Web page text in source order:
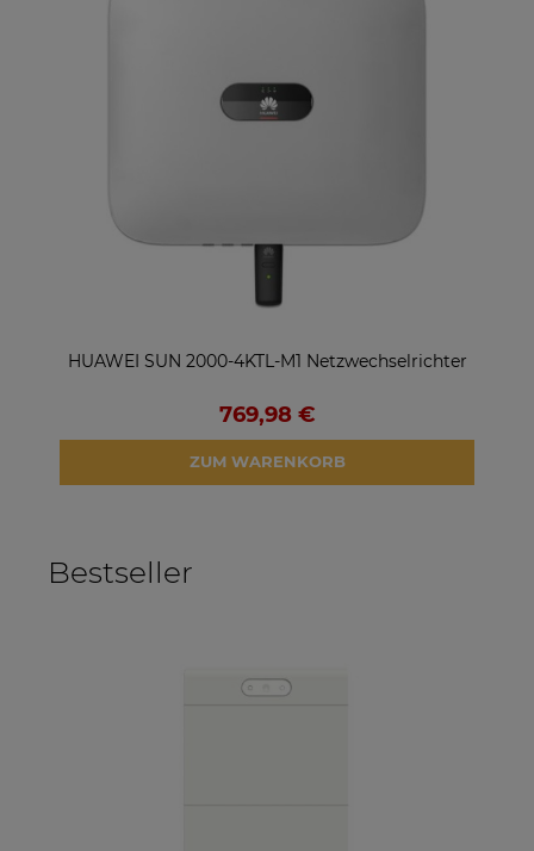
HUAWEI SUN 2000-4KTL-M1 Netzwechselrichter
769,98 €
ZUM WARENKORB
Bestseller